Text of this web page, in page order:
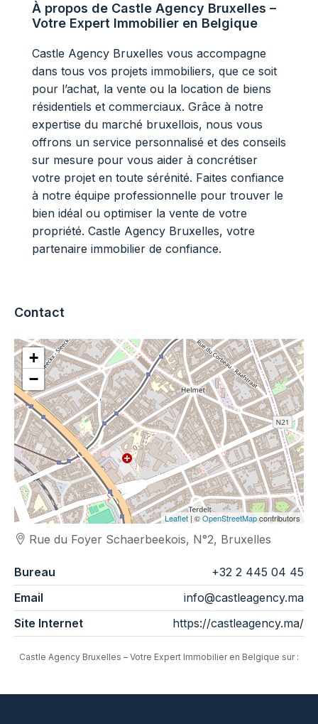
À propos de Castle Agency Bruxelles –
Votre Expert Immobilier en Belgique
Castle Agency Bruxelles vous accompagne
dans tous vos projets immobiliers, que ce soit
pour l’achat, la vente ou la location de biens
résidentiels et commerciaux. Grâce à notre
expertise du marché bruxellois, nous vous
offrons un service personnalisé et des conseils
sur mesure pour vous aider à concrétiser
votre projet en toute sérénité. Faites confiance
à notre équipe professionnelle pour trouver le
bien idéal ou optimiser la vente de votre
propriété. Castle Agency Bruxelles, votre
partenaire immobilier de confiance.
Contact
+
−
Leaflet | ©OpenStreetMapcontributors
Rue du Foyer Schaerbeekois, N°2, Bruxelles
Bureau
+32 2 445 04 45
Email
info@castleagency.ma
Site Internet
https://castleagency.ma/
Castle Agency Bruxelles – Votre Expert Immobilier en Belgique sur :